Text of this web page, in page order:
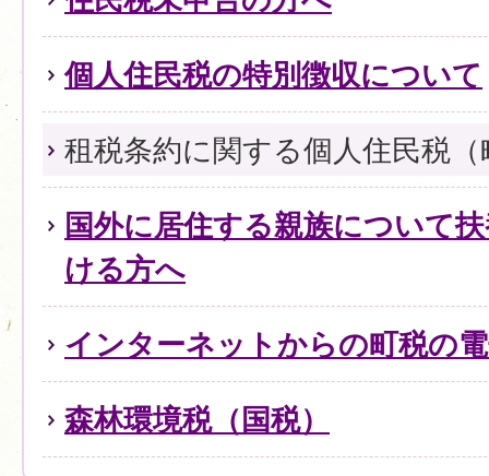
個人住民税の特別徴収について
租税条約に関する個人住民税
国外に居住する親族について
ける方へ
インターネットからの町税の
森林環境税（国税）